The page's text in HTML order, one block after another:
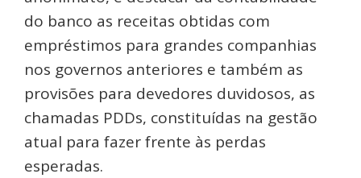
do banco as receitas obtidas com
empréstimos para grandes companhias
nos governos anteriores e também as
provisões para devedores duvidosos, as
chamadas PDDs, constituídas na gestão
atual para fazer frente às perdas
esperadas.